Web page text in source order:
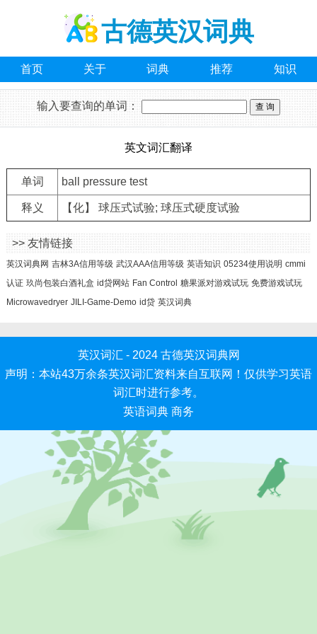
古德英汉词典
首页 关于 词典 推荐 知识
输入要查询的单词：
英文词汇翻译
单词 ball pressure test
释义 【化】 球压式试验; 球压式硬度试验
>> 友情链接
英汉词典网 吉林3A信用等级 武汉AAA信用等级 英语知识 05234使用说明 cmmi
认证 玖尚包装白酒礼盒 id贷网站 Fan Control 糖果派对游戏试玩 免费游戏试玩
Microwavedryer JILI-Game-Demo id贷 英汉词典
英汉词汇 - 2024 古德英汉词典网
声明：本站43万余条英汉词汇资料来自互联网！仅供学习英语
词汇时进行参考。
英语词典 商务